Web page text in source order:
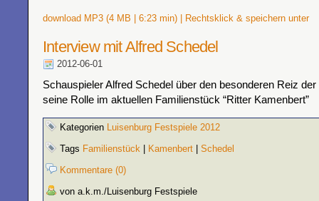
download MP3 (4 MB | 6:23 min) | Rechtsklick & speichern unter
Interview mit Alfred Schedel
2012-06-01
Schauspieler Alfred Schedel über den besonderen Reiz
seine Rolle im aktuellen Familienstück “Ritter Kamenbert”
Kategorien Luisenburg Festspiele 2012
Tags Familienstück Kamenbert
Schedel
Kommentare (0)
von a.k.m./Luisenburg Festspiele